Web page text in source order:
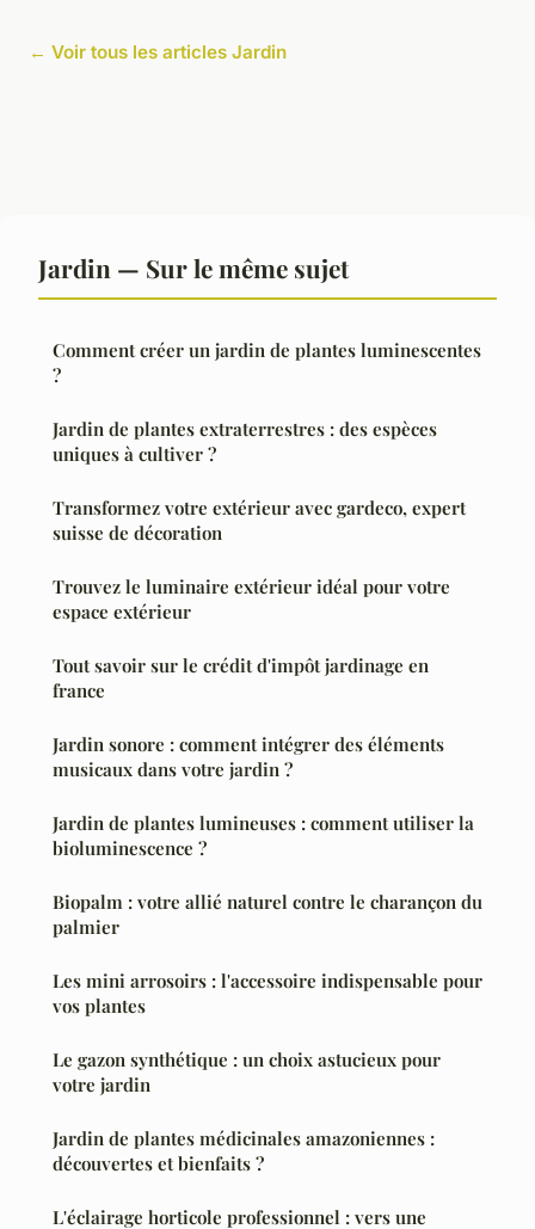
← Voir tous les articles Jardin
Jardin — Sur le même sujet
Comment créer un jardin de plantes luminescentes
?
Jardin de plantes extraterrestres : des espèces
uniques à cultiver ?
Transformez votre extérieur avec gardeco, expert
suisse de décoration
Trouvez le luminaire extérieur idéal pour votre
espace extérieur
Tout savoir sur le crédit d'impôt jardinage en
france
Jardin sonore : comment intégrer des éléments
musicaux dans votre jardin ?
Jardin de plantes lumineuses : comment utiliser la
bioluminescence ?
Biopalm : votre allié naturel contre le charançon du
palmier
Les mini arrosoirs : l'accessoire indispensable pour
vos plantes
Le gazon synthétique : un choix astucieux pour
votre jardin
Jardin de plantes médicinales amazoniennes :
découvertes et bienfaits ?
L'éclairage horticole professionnel : vers une